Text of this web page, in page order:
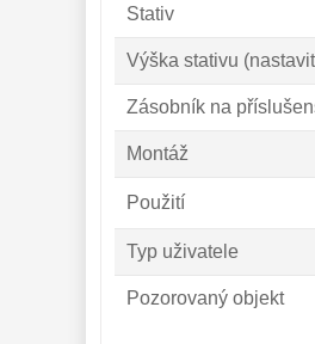
Stativ
Výška stativu
Zásobník na
Montáž
Použití
Typ uživatele
Pozorovaný objekt